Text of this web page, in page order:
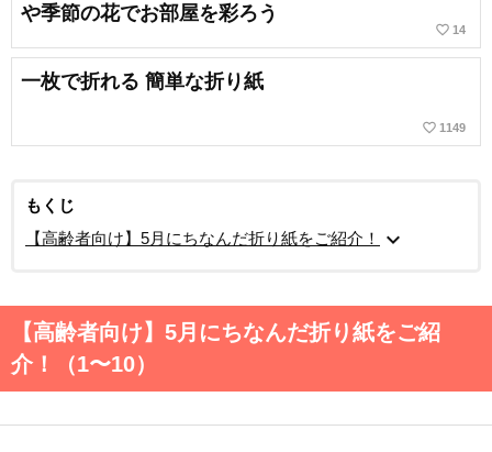
や季節の花でお部屋を彩ろう
favorite_border 14
一枚で折れる 簡単な折り紙
favorite_border 1149
もくじ
【高齢者向け】5月にちなんだ折り紙をご紹介！
expand_more
【高齢者向け】5月にちなんだ折り紙をご紹
介！（1〜10）